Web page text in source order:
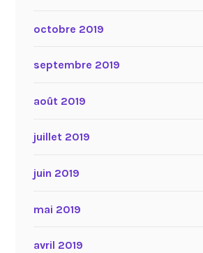
octobre 2019
septembre 2019
août 2019
juillet 2019
juin 2019
mai 2019
avril 2019